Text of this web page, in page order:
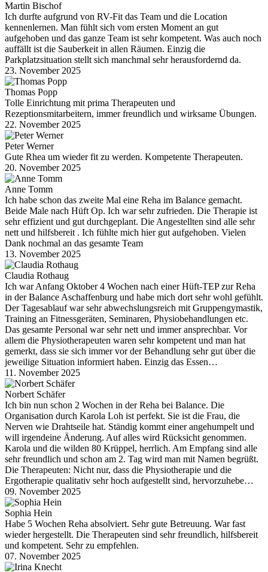
Martin Bischof
Ich durfte aufgrund von RV-Fit das Team und die Location
kennenlernen. Man fühlt sich vom ersten Moment an gut
aufgehoben und das ganze Team ist sehr kompetent. Was auch noch
auffällt ist die Sauberkeit in allen Räumen. Einzig die
Parkplatzsituation stellt sich manchmal sehr herausfordernd da.
23. November 2025
Thomas Popp
Tolle Einrichtung mit prima Therapeuten und
Rezeptionsmitarbeitern, immer freundlich und wirksame Übungen.
22. November 2025
Peter Werner
Gute Rhea um wieder fit zu werden. Kompetente Therapeuten.
20. November 2025
Anne Tomm
Ich habe schon das zweite Mal eine Reha im Balance gemacht.
Beide Male nach Hüft Op. Ich war sehr zufrieden. Die Therapie ist
sehr effizient und gut durchgeplant. Die Angestellten sind alle sehr
nett und hilfsbereit . Ich fühlte mich hier gut aufgehoben. Vielen
Dank nochmal an das gesamte Team
13. November 2025
Claudia Rothaug
Ich war Anfang Oktober 4 Wochen nach einer Hüft-TEP zur Reha
in der Balance Aschaffenburg und habe mich dort sehr wohl gefühlt.
Der Tagesablauf war sehr abwechslungsreich mit Gruppengymastik,
Training an Fitnessgeräten, Seminaren, Physiobehandlungen etc.
Das gesamte Personal war sehr nett und immer ansprechbar. Vor
allem die Physiotherapeuten waren sehr kompetent und man hat
gemerkt, dass sie sich immer vor der Behandlung sehr gut über die
jeweilige Situation informiert haben. Einzig das Essen…
11. November 2025
Norbert Schäfer
Ich bin nun schon 2 Wochen in der Reha bei Balance. Die
Organisation durch Karola Loh ist perfekt. Sie ist die Frau, die
Nerven wie Drahtseile hat. Ständig kommt einer angehumpelt und
will irgendeine Änderung. Auf alles wird Rücksicht genommen.
Karola und die wilden 80 Krüppel, herrlich. Am Empfang sind alle
sehr freundlich und schon am 2. Tag wird man mit Namen begrüßt.
Die Therapeuten: Nicht nur, dass die Physiotherapie und die
Ergotherapie qualitativ sehr hoch aufgestellt sind, hervorzuhebe…
09. November 2025
Sophia Hein
Habe 5 Wochen Reha absolviert. Sehr gute Betreuung. War fast
wieder hergestellt. Die Therapeuten sind sehr freundlich, hilfsbereit
und kompetent. Sehr zu empfehlen.
07. November 2025